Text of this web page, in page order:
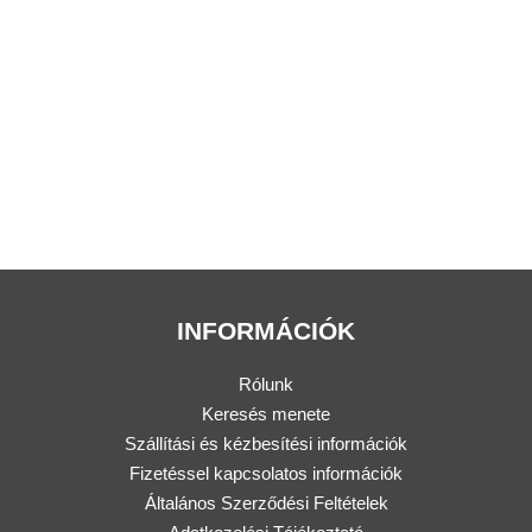
INFORMÁCIÓK
Rólunk
Keresés menete
Szállítási és kézbesítési információk
Fizetéssel kapcsolatos információk
Általános Szerződési Feltételek